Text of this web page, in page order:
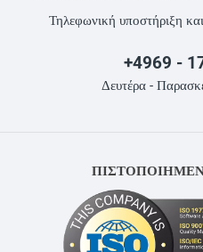
Τηλεφωνική υποστήριξη
+4969 -
Δευτέρα -